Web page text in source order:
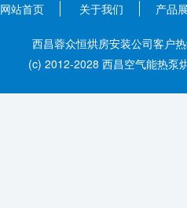
网站首页 关于我们 产品
西昌蓉众恒烘房安装公司客
(c) 2012-2028 西昌空气能热泵